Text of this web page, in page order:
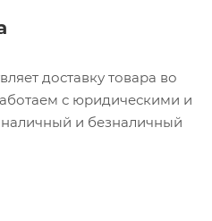
доставку товара во
с юридическими и
и безналичный